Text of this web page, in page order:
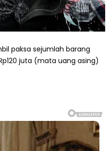
paksa sejumlah barang
juta (mata uang asing)